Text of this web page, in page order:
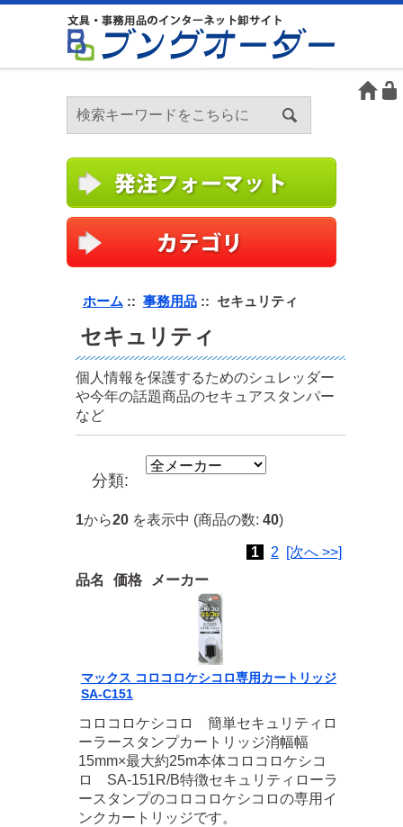
ホーム :: 事務用品:: セキュリティ
セキュリティ
個人情報を保護するためのシュレッダー
や今年の話題商品のセキュアスタンパー
など
分類:
1から20 を表示中 (商品の数: 40)
1 2
[次へ >>]
品名
価格 メーカー
マックス コロコロケシコロ専用カートリッジ
SA-C151
コロコロケシコロ 簡単セキュリティロ
ーラースタンプカートリッジ消幅幅
15mm×最大約25m本体コロコロケシコ
ロ SA-151R/B特徴セキュリティローラ
ースタンプのコロコロケシコロの専用イ
ンクカートリッジです。